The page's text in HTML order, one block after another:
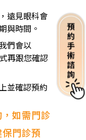
遠見眼科會
與時間。
們會以
再跟您確認
並確認預約
，如需門診
門診預